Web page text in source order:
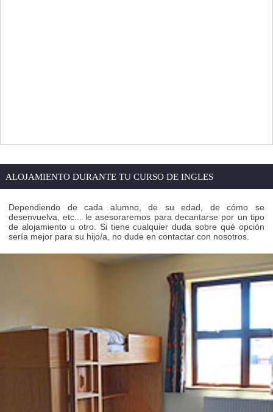
ALOJAMIENTO DURANTE TU CURSO DE INGLES
Dependiendo de cada alumno, de su edad, de cómo se
desenvuelva, etc... le asesoraremos para decantarse por un tipo
de alojamiento u otro. Si tiene cualquier duda sobre qué opción
sería mejor para su hijo/a, no dude en contactar con nosotros.